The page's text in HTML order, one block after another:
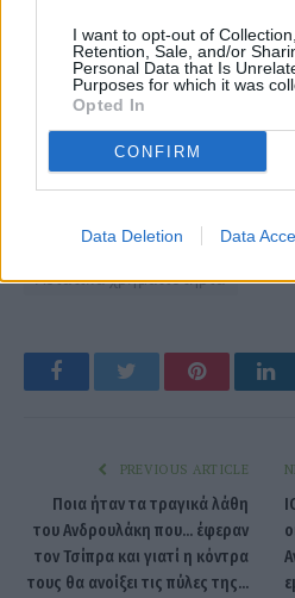
I want to opt-out of
Retention, Sale, and/or
Personal Data that Is
Purposes for which it was
Opted In
CONFIRM
Data Deletion Data
Ασιατικά χρηματιστήρια
Facebook Twitter Pinterest
PREVIOUS ARTICLE
Ποια ήταν τα τραγικά λάθη
του Ανδρουλάκη που... έφεραν
τον Τσίπρα και γιατί η κόντρα
τους θα ανοίξει τις πύλες της...